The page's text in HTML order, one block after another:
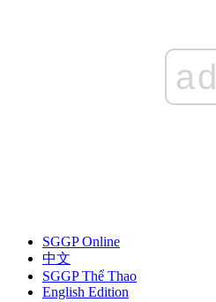
ad
SGGP Online
中文
SGGP Thể Thao
English Edition